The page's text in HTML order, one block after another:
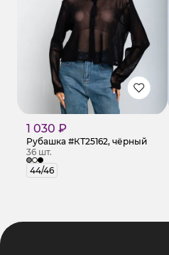
1 030 ₽
Рубашка #КТ25162, чёрный
36 шт.
44/46